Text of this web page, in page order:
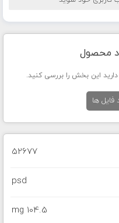
محصول
این بخش را بررسی کنید.
فایل ها
52677
psd
104.5 mg